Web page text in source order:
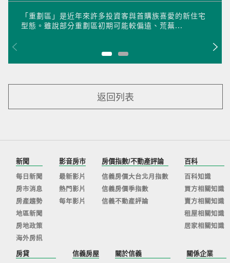
「重劃區」是近年來許多投資客與首購族喜愛的新住宅
型態。雖說部分重劃區初期可能較偏遠、荒蕪...
返回列表
新聞
每日新聞
房市消息
房產趨勢
地區新聞
房地政策
海外房訊
影音房市
最新影片
熱門影片
每年影片
房價指數/不動產評論
信義房價大台北月指數
信義房價季指數
信義不動產評論
百科
百科知識
買方相關知識
賣方相關知識
租屋相關知識
居家相關知識
房貸 信義房屋 關於信義 關係企業